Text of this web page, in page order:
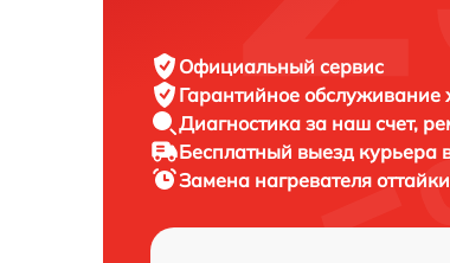
Официальный сервис
Гарантийное обслуживание
Диагностика за наш счет,
Бесплатный выезд курьера
Замена нагревателя